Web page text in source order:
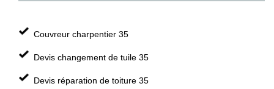
Couvreur charpentier 35
Devis changement de tuile 35
Devis réparation de toiture 35